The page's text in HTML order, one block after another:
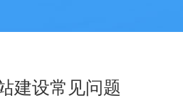
建设常见问题